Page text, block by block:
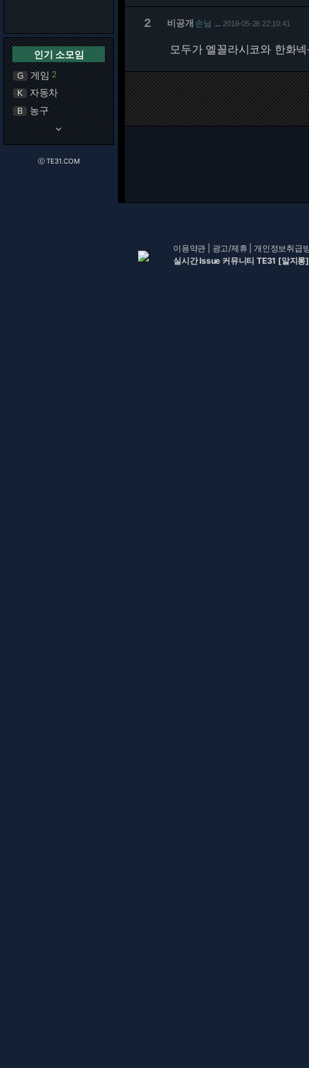
인기 소모임
G 게임 2
K 자동차
B 농구
keyboard_arrow_down
ⓒ TE31.COM
2 비공개 손님 2016-05-26 22:10:41
모두가 엘꼴라시코와 한화
이용약관 광고/제휴 |개인정보취급
실시간 Issue 커뮤니티 TE31 [알지